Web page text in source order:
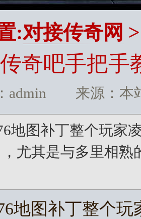
:对接传奇网
奇吧手把手
admin 来源：本
地图补丁整个玩家
尤其是与多里相熟
地图补丁整个玩